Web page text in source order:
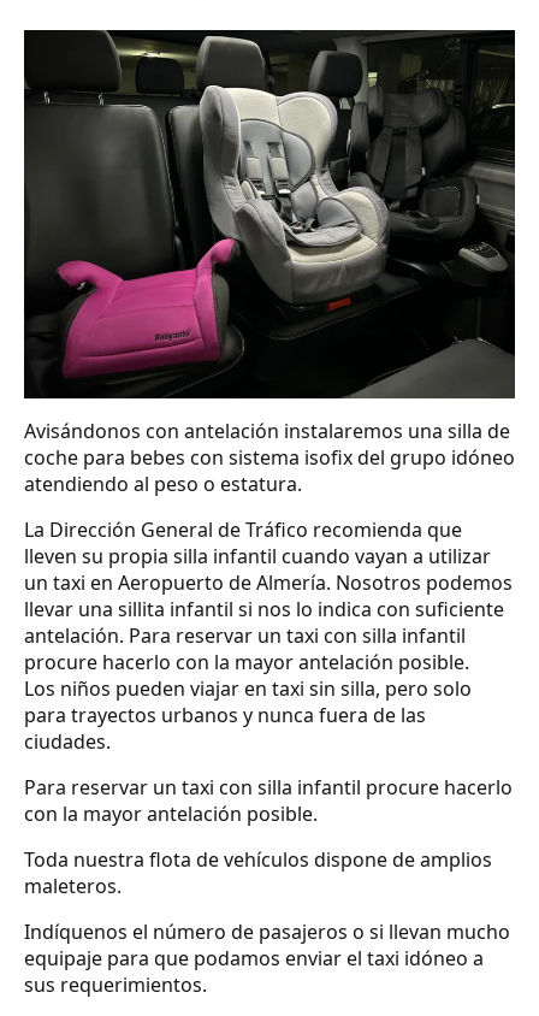
Avisándonos con antelación instalaremos una silla de
coche para bebes con sistema isofix del grupo idóneo
atendiendo al peso o estatura.
La Dirección General de Tráfico recomienda que
lleven su propia silla infantil cuando vayan a utilizar
un taxi en Aeropuerto de Almería. Nosotros podemos
llevar una sillita infantil si nos lo indica con suficiente
antelación. Para reservar un taxi con silla infantil
procure hacerlo con la mayor antelación posible.
Los niños pueden viajar en taxi sin silla, pero solo
para trayectos urbanos y nunca fuera de las
ciudades.
Para reservar un taxi con silla infantil procure hacerlo
con la mayor antelación posible.
Toda nuestra flota de vehículos dispone de amplios
maleteros.
Indíquenos el número de pasajeros o si llevan mucho
equipaje para que podamos enviar el taxi idóneo a
sus requerimientos.